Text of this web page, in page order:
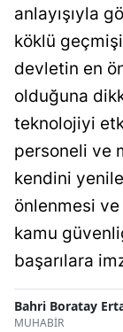
anlayışıyla
köklü
devletin en
olduğuna
teknolojiyi
personeli ve
kendini
önlenmesi
kamu
başarılara
Bahri Boratay
MUHABİR